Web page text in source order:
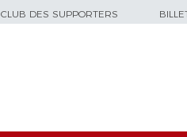
CLUB DES SUPPORTERS